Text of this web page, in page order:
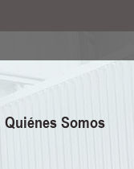
Quiénes Somos